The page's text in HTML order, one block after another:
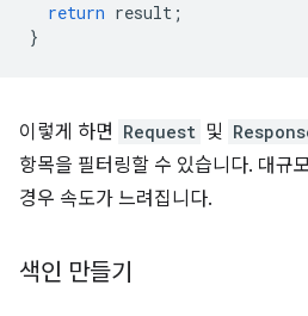
return result ;
}
이렇게 하면 Request 및
항목을 필터링할 수 있습니다. 대규
경우 속도가 느려집니다.
색인 만들기